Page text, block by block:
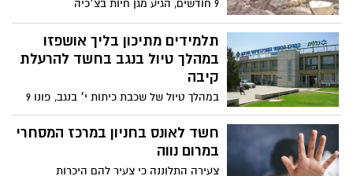
נגמר האירוע ברחוב הרכסים,
שלושה עובדים בבניין עוכבו
לחקירה